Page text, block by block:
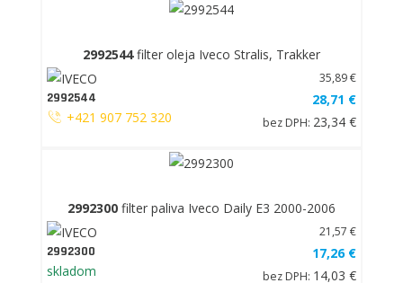
2992544filter oleja Iveco Stralis, Trakker
2992544
+421 907 752 320
35,89 €
28,71 €
bez DPH: 23,34 €
2992300 filter paliva Iveco Daily E3 2000-2006
2992300
skladom
21,57 €
17,26 €
bez DPH: 14,03 €